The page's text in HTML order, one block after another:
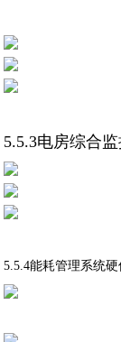
5.5.3电房综合
5.5.4能耗管理系统